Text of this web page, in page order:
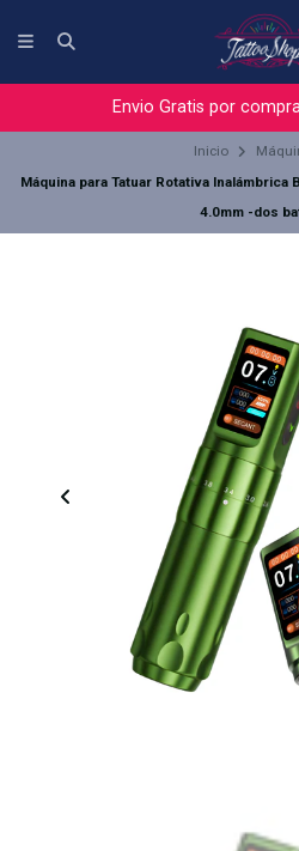
Envio Gratis por
Inicio
Máquina para Tatuar Rotativa
4.0mm -dos